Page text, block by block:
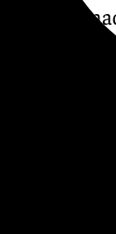
el
CCOO,
8, 9, 10, 13,